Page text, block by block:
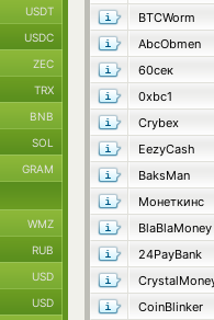
BTCWorm
AbcObmen
60сек
0xbc1
Crybex
EezyCash
BaksMan
Монеткинс
BlaBlaMoney
24PayBank
CoinBlinker
USDT
USDC
ZEC
TRX
BNB
SOL
GRAM
WMZ
RUB
USD
USD